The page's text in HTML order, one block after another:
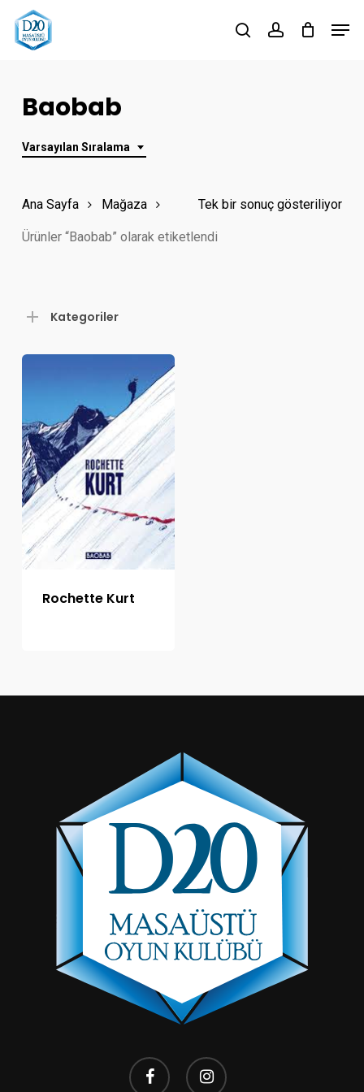
Skip
searchaccount
Baobab
Varsayılan Sıralama
Tek bir sonuç gösteriliyor
Ana Sayfa Mağaza
Ürünler “Baobab” olarak etiketlendi
Kategoriler
Rochette Kurt
facebook instagram